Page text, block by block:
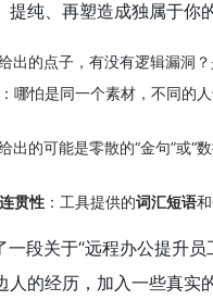
提纯、再塑造成独属于你
出的点子，有没有逻辑漏洞
：哪怕是同一个素材，不同的
给出的可能是零散的“金句”或
贯性 ：工具提供的词汇短语
段关于“远程办公提升
人的经历，加入一些真实